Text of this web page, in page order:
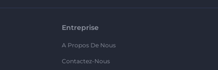
Entreprise
A Propos De Nous
Contactez-Nous